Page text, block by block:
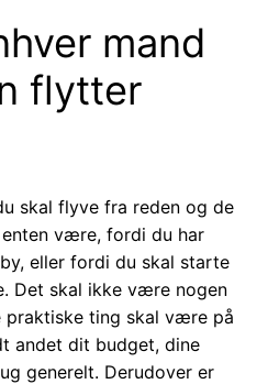
mand
flytter
skal flyve fra reden og de
være, fordi du har
eller fordi du skal starte
Det skal ikke være nogen
praktiske ting skal være på
andet dit budget, dine
generelt. Derudover er